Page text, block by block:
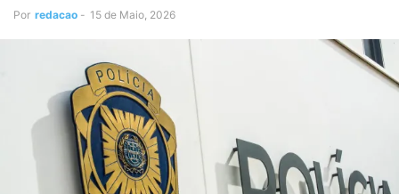
Por redacao - 15 de Maio, 2026